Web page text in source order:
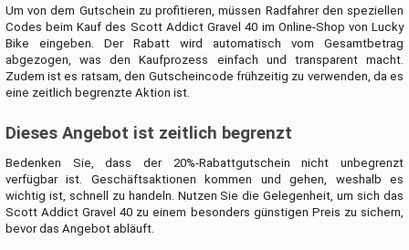
Um von dem Gutschein zu profitieren, müssen Radfahrer den speziellen
Codes beim Kauf des Scott Addict Gravel 40 im Online-Shop von Lucky
Bike eingeben. Der Rabatt wird automatisch vom Gesamtbetrag
abgezogen, was den Kaufprozess einfach und transparent macht.
Zudem ist es ratsam, den Gutscheincode frühzeitig zu verwenden, da es
eine zeitlich begrenzte Aktion ist.
Dieses Angebot ist zeitlich begrenzt
Bedenken Sie, dass der 20%-Rabattgutschein nicht unbegrenzt
verfügbar ist. Geschäftsaktionen kommen und gehen, weshalb es
wichtig ist, schnell zu handeln. Nutzen Sie die Gelegenheit, um sich das
Scott Addict Gravel 40 zu einem besonders günstigen Preis zu sichern,
bevor das Angebot abläuft.